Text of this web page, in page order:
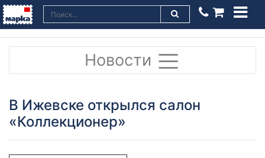
Новости
В Ижевске открылся салон
«Коллекционер»